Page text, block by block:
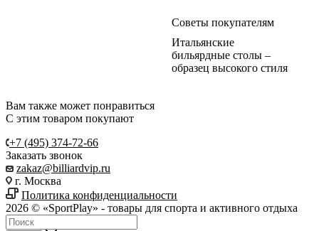
Советы покупателям
Итальянские
бильярдные столы –
образец высокого стиля
Вам также может понравиться
С этим товаром покупают
+7 (495) 374-72-66
Заказать звонок
zakaz@billiardvip.ru
г. Москва
Политика конфиденциальности
2026 © «SportPlay» - товары для спорта и активного отдыха